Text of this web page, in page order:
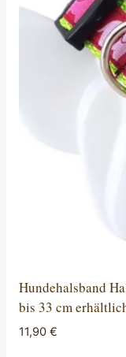
auf.
Optionen
Hundehalsband
bis 33 cm
11,90 €